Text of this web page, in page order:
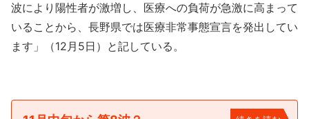
波により陽性者が激増し、医療への負荷が急激に高まって
いることから、長野県では医療非常事態宣言を発出してい
ます」（12月5日）と記している。